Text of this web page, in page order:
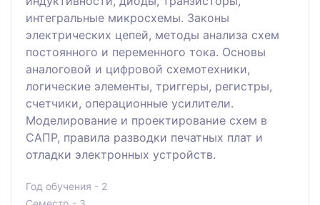
интегральные микросхемы. Законы
электрических цепей, методы анализа схем
постоянного и переменного тока. Основы
аналоговой и цифровой схемотехники,
логические элементы, триггеры, регистры,
счетчики, операционные усилители.
Моделирование и проектирование схем в
САПР, правила разводки печатных плат и
отладки электронных устройств.
Год обучения - 2